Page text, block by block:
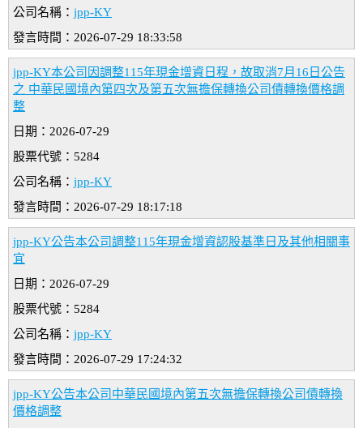
公司名稱： jpp-KY
發言時間：2026-07-29 18:33:58
jpp-KY本公司因調整115年現金增資日程，故取消7月16日公告
之 中華民國境內第四次及第五次無擔保轉換公司債轉換價格調
整
日期：2026-07-29
股票代號：5284
公司名稱： jpp-KY
發言時間：2026-07-29 18:17:18
jpp-KY公告本公司調整115年現金增資認股基準日及其他相關事
宜
日期：2026-07-29
股票代號：5284
公司名稱： jpp-KY
發言時間：2026-07-29 17:24:32
jpp-KY公告本公司中華民國境內第五次無擔保轉換公司債轉換
價格調整